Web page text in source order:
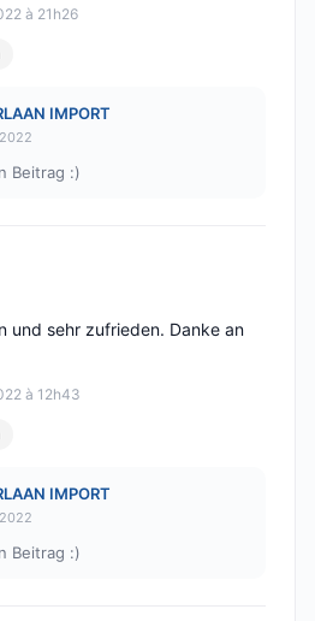
à 21h26
IMPORT
Beitrag :)
à 12h43
und sehr zufrieden. Danke an
IMPORT
Beitrag :)